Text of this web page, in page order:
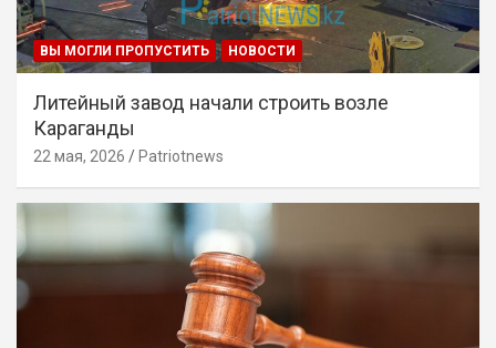
ВЫ МОГЛИ ПРОПУСТИТЬ НОВОСТИ
Литейный завод начали строить возле
Караганды
22 мая, 2026 Patriotnews